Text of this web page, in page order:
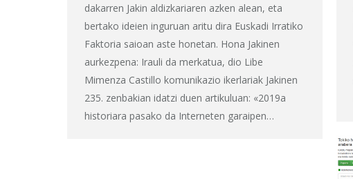
dakarren Jakin aldizkariaren azken alean, eta
bertako ideien inguruan aritu dira Euskadi Irratiko
Faktoria saioan aste honetan. Hona Jakinen
aurkezpena: Irauli da merkatua, dio Libe
Mimenza Castillo komunikazio ikerlariak Jakinen
235. zenbakian idatzi duen artikuluan: «2019a
historiara pasako da Interneten garaipen…